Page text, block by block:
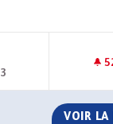
de la catégorie :
VOIR LA